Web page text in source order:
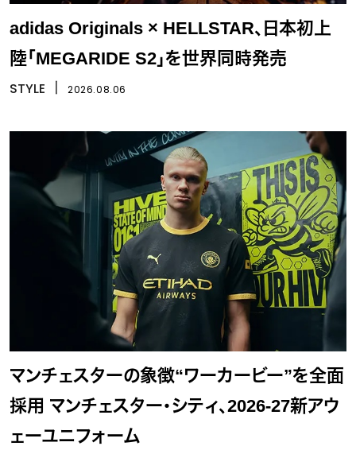
adidas Originals × HELLSTAR、日本初上
陸「MEGARIDE S2」を世界同時発売
STYLE 2026.08.06
マンチェスターの象徴“ワーカービー”を全面
採用 マンチェスター・シティ、2026-27新アウ
ェーユニフォーム